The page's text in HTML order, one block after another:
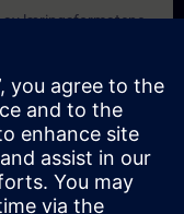
av læringsformatene